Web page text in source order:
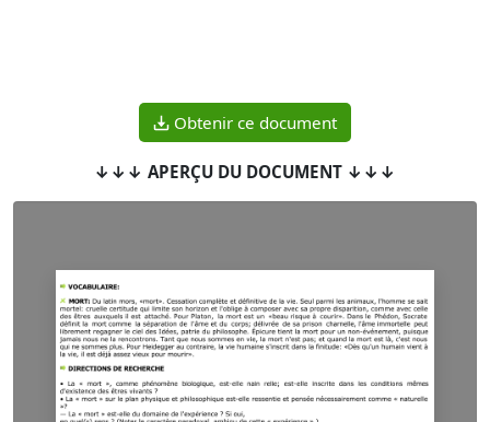
Obtenir ce document
↓↓↓ APERÇU DU DOCUMENT ↓↓↓